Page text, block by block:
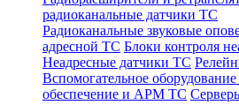
радиоканальные датчики ТС
Радиоканальные звуковые
адресной ТС Блоки контроля
Неадресные датчики ТС
Вспомогательное
обеспечение и АРМ ТС